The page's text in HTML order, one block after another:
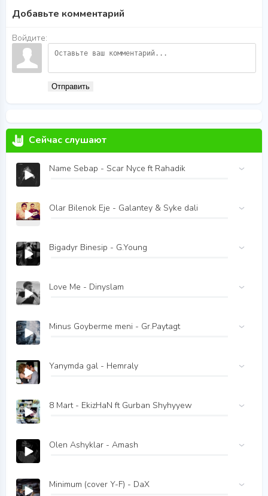
Добавьте комментарий
Войдите:
Отправить
Сейчас слушают
Name Sebap - Scar Nyce ft Rahadik
Olar Bilenok Eje - Galantey & Syke dali
Bigadyr Binesip - G.Young
Love Me - Dinyslam
Minus Goyberme meni - Gr.Paytagt
Yanymda gal - Hemraly
8 Mart - EkizHaN ft Gurban Shyhyyew
Olen Ashyklar - Amash
Minimum (cover Y-F) - DaX